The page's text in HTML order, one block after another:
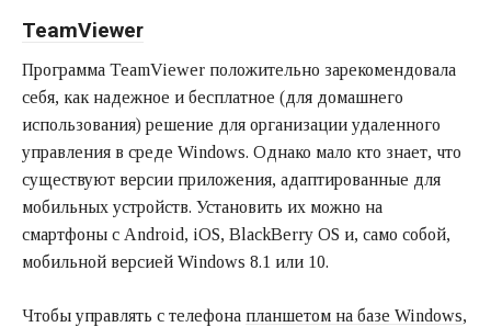
TeamViewer
Программа TeamViewer положительно зарекомендовала
себя, как надежное и бесплатное (для домашнего
использования) решение для организации удаленного
управления в среде Windows. Однако мало кто знает, что
существуют версии приложения, адаптированные для
мобильных устройств. Установить их можно на
смартфоны с Android, iOS, BlackBerry OS и, само собой,
мобильной версией Windows 8.1 или 10.
Чтобы управлять с телефона планшетом на базе Windows,